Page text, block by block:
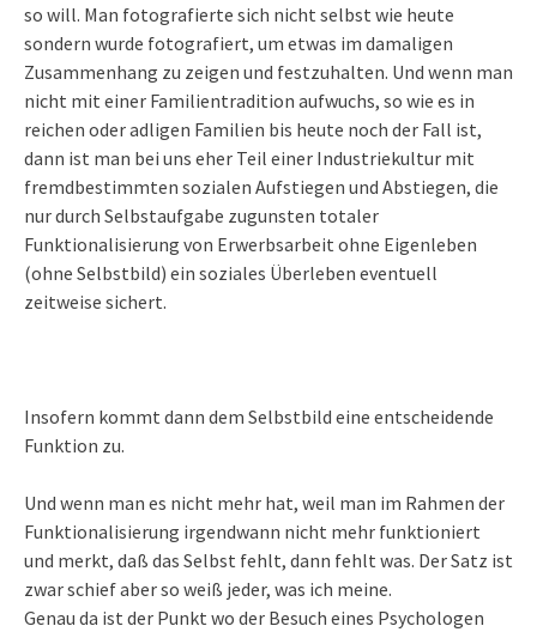
so will. Man fotografierte sich nicht selbst wie heute
sondern wurde fotografiert, um etwas im damaligen
Zusammenhang zu zeigen und festzuhalten. Und wenn man
nicht mit einer Familientradition aufwuchs, so wie es in
reichen oder adligen Familien bis heute noch der Fall ist,
dann ist man bei uns eher Teil einer Industriekultur mit
fremdbestimmten sozialen Aufstiegen und Abstiegen, die
nur durch Selbstaufgabe zugunsten totaler
Funktionalisierung von Erwerbsarbeit ohne Eigenleben
(ohne Selbstbild) ein soziales Überleben eventuell
zeitweise sichert.
Insofern kommt dann dem Selbstbild eine entscheidende
Funktion zu.
Und wenn man es nicht mehr hat, weil man im Rahmen der
Funktionalisierung irgendwann nicht mehr funktioniert
und merkt, daß das Selbst fehlt, dann fehlt was. Der Satz ist
zwar schief aber so weiß jeder, was ich meine.
Genau da ist der Punkt wo der Besuch eines Psychologen